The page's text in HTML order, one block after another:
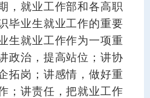
，就业工作部和各高职
毕业生就业工作的重要
生就业工作作为一项重
政治，提高站位；讲协
拓岗；讲感情，做好重
；讲责任，把就业工作